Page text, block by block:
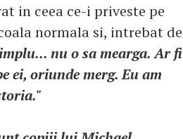
in ceea ce-i priveste pe
normala si, intrebat de
nu o sa mearga. Ar fi
ei, oriunde merg. Eu am